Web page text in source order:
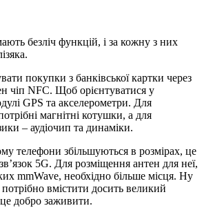
безліч функцій, і за кожну з них
покупки з банківської картки через
чіп NFC. Щоб орієнтуватися у
GPS та акселерометри. Для
магнітні котушки, а для
– аудіочип та динаміки.
телефони збільшуються в розмірах, це
5G. Для розміщення антен для неї,
mmWave, необхідно більше місця. Ну
вмістити досить великий
добро заживити.